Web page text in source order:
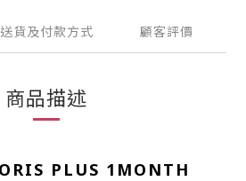
送貨及付款方式 顧客評價
商品描述
PLUS 1MONTH